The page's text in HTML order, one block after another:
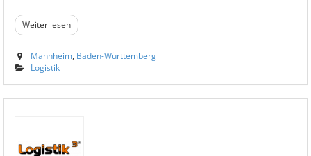
Weiter lesen
Mannheim Baden-Württemberg
Logistik